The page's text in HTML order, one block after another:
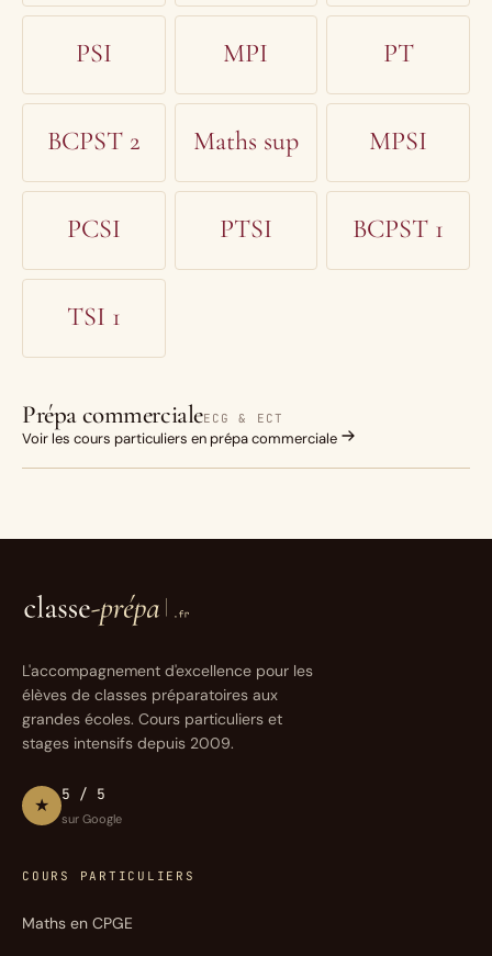
PSI MPI PT
BCPST 2 Maths sup MPSI
PCSI PTSI BCPST 1
TSI 1
Prépa commercialeECG & ECT
Voir les cours particuliers en prépa commerciale
L'accompagnement d'excellence pour les
élèves de classes préparatoires aux
grandes écoles. Cours particuliers et
stages intensifs depuis 2009.
★ 5 / 5
sur Google
COURS PARTICULIERS
Maths en CPGE